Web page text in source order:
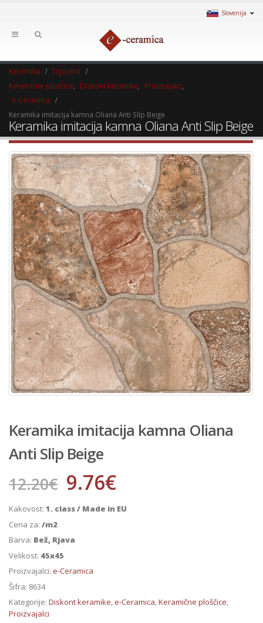
Slovenija
Keramika
Trgovina
Keramične ploščice
Diskont keramike Proizvajalci
e-Ceramica
Keramika imitacija kamna Oliana Anti Slip Beige
Keramika imitacija kamna Oliana Anti Slip Beige
Keramika imitacija kamna Oliana
Anti Slip Beige
12.20€ 9.76€
Kakovost: 1. class / Made in EU
Cena za: /m2
Barva: Bež, Rjava
Velikost: 45x45
Proizvajalci: e-Ceramica
Šifra: 8634
Kategorije: Diskont keramike,e-Ceramica,Keramične ploščice,
Proizvajalci